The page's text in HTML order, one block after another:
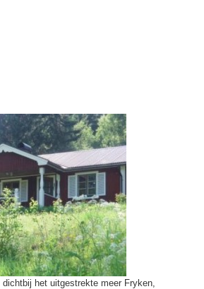
dichtbij het uitgestrekte meer Fryken,